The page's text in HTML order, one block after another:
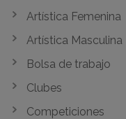
Artística Femenina
Artística Masculina
Bolsa de trabajo
Clubes
Competiciones